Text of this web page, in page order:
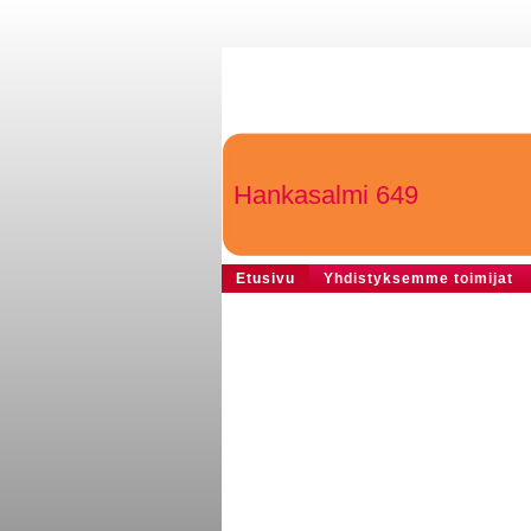
Hankasalmi 649
Etusivu Yhdistyksemme toimijat